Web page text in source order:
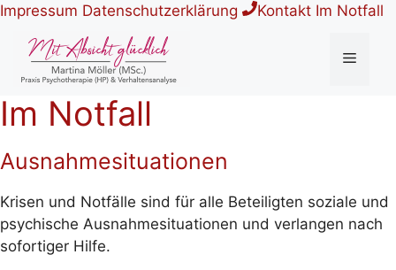
Zum
springen
Impressum Datenschutzerklärung Kontakt Im Notfall
Menü
Im Notfall
Ausnahmesituationen
Krisen und Notfälle sind für alle Beteiligten soziale und
psychische Ausnahmesituationen und verlangen nach
sofortiger Hilfe.